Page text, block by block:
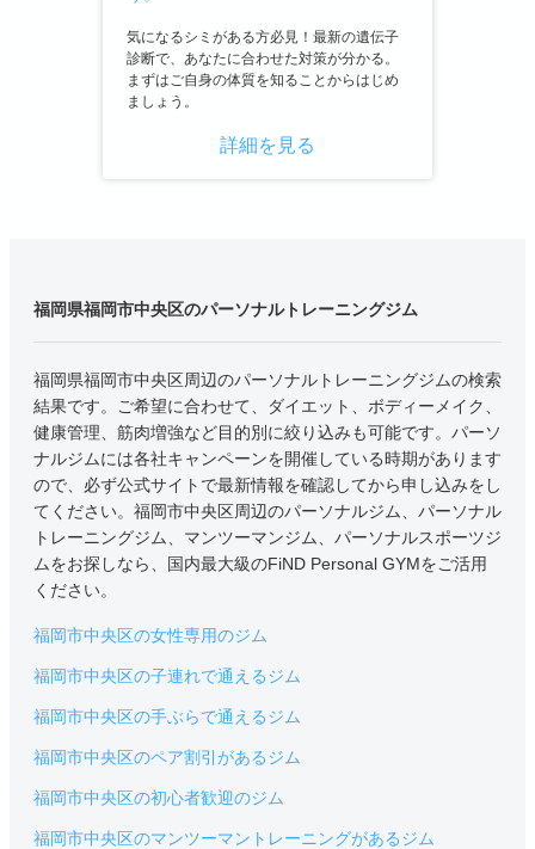
気になるシミがある方必見！最新の遺伝子
診断で、あなたに合わせた対策が分かる。
まずはご自身の体質を知ることからはじめ
ましょう。
詳細を見る
福岡県福岡市中央区のパーソナルトレーニングジム
福岡県福岡市中央区周辺のパーソナルトレーニングジムの検索
結果です。ご希望に合わせて、ダイエット、ボディーメイク、
健康管理、筋肉増強など目的別に絞り込みも可能です。パーソ
ナルジムには各社キャンペーンを開催している時期があります
ので、必ず公式サイトで最新情報を確認してから申し込みをし
てください。福岡市中央区周辺のパーソナルジム、パーソナル
トレーニングジム、マンツーマンジム、パーソナルスポーツジ
ムをお探しなら、国内最大級のFiND Personal GYMをご活用
ください。
福岡市中央区の女性専用のジム
福岡市中央区の子連れで通えるジム
福岡市中央区の手ぶらで通えるジム
福岡市中央区のペア割引があるジム
福岡市中央区の初心者歓迎のジム
福岡市中央区のマンツーマントレーニングがあるジム